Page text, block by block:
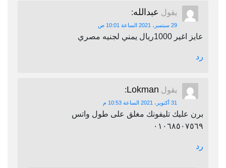
يقول عبدالله:
29 سبتمبر، 2021 الساعة 10:01 ص
عايز اغير 1000ريال يمني لجنيه مصري
رد
يقول Lokman
:
31 أكتوبر، 2021 الساعة 10:53 م
برن عليك تليفونك مغلق على طول واتس
٠١٠٦٨٥٠٧٥٦٩
رد